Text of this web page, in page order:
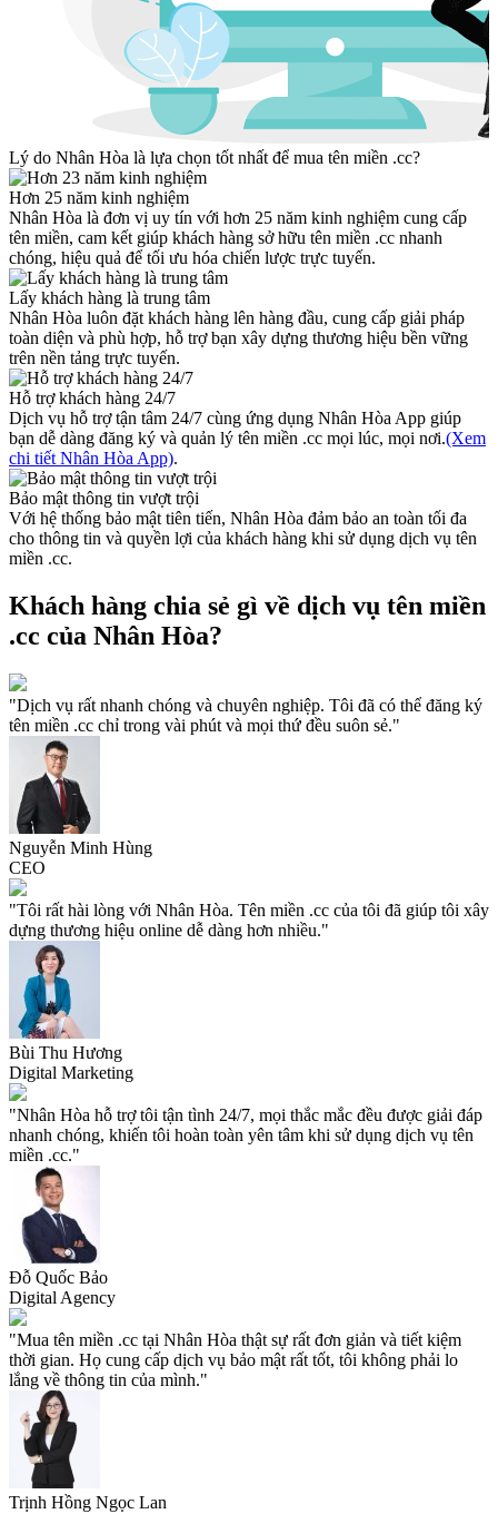
Lý do Nhân Hòa là lựa chọn tốt nhất để mua tên miền .cc?
Hơn 25 năm kinh nghiệm
Nhân Hòa là đơn vị uy tín với hơn 25 năm kinh nghiệm cung cấp
tên miền, cam kết giúp khách hàng sở hữu tên miền .cc nhanh
chóng, hiệu quả để tối ưu hóa chiến lược trực tuyến.
Lấy khách hàng là trung tâm
Nhân Hòa luôn đặt khách hàng lên hàng đầu, cung cấp giải pháp
toàn diện và phù hợp, hỗ trợ bạn xây dựng thương hiệu bền vững
trên nền tảng trực tuyến.
Hỗ trợ khách hàng 24/7
Dịch vụ hỗ trợ tận tâm 24/7 cùng ứng dụng Nhân Hòa App giúp
bạn dễ dàng đăng ký và quản lý tên miền .cc mọi lúc, mọi nơi.(Xem
chi tiết Nhân Hòa App).
Bảo mật thông tin vượt trội
Với hệ thống bảo mật tiên tiến, Nhân Hòa đảm bảo an toàn tối đa
cho thông tin và quyền lợi của khách hàng khi sử dụng dịch vụ tên
miền .cc.
Khách hàng chia sẻ gì về dịch vụ tên miền
.cc của Nhân Hòa?
"Dịch vụ rất nhanh chóng và chuyên nghiệp. Tôi đã có thể đăng ký
tên miền .cc chỉ trong vài phút và mọi thứ đều suôn sẻ."
Nguyễn Minh Hùng
CEO
"Tôi rất hài lòng với Nhân Hòa. Tên miền .cc của tôi đã giúp tôi xây
dựng thương hiệu online dễ dàng hơn nhiều."
Bùi Thu Hương
Digital Marketing
"Nhân Hòa hỗ trợ tôi tận tình 24/7, mọi thắc mắc đều được giải đáp
nhanh chóng, khiến tôi hoàn toàn yên tâm khi sử dụng dịch vụ tên
miền .cc."
Đỗ Quốc Bảo
Digital Agency
"Mua tên miền .cc tại Nhân Hòa thật sự rất đơn giản và tiết kiệm
thời gian. Họ cung cấp dịch vụ bảo mật rất tốt, tôi không phải lo
lắng về thông tin của mình."
Trịnh Hồng Ngọc Lan